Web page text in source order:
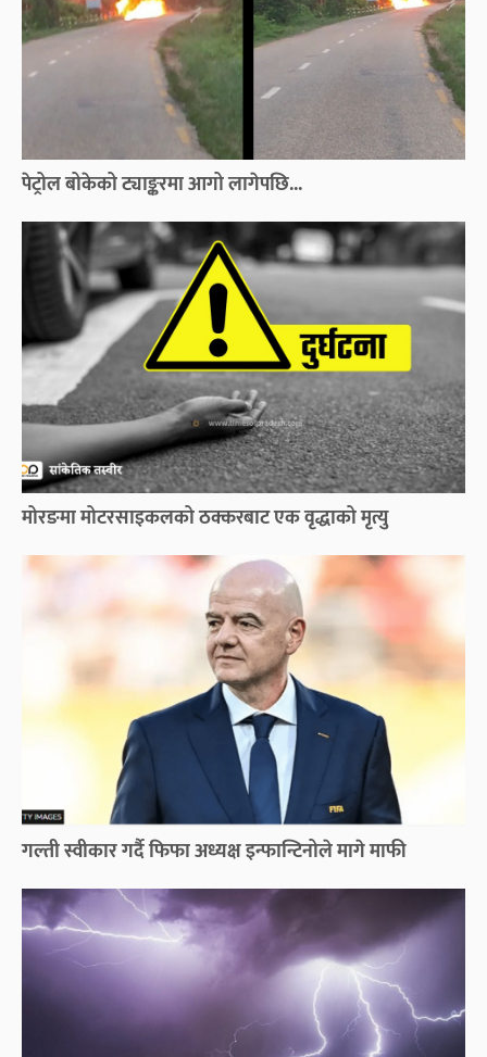
पेट्रोल बोकेको ट्याङ्करमा आगो लागेपछि...
मोरङमा मोटरसाइकलको ठक्करबाट एक वृद्धाको मृत्यु
गल्ती स्वीकार गर्दै फिफा अध्यक्ष इन्फान्टिनोले मागे माफी